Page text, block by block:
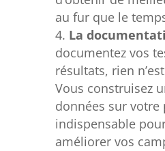
au fur que le
La
documentez vos
résultats, rien
Vous construisez
données sur votre
indispensable
améliorer vos